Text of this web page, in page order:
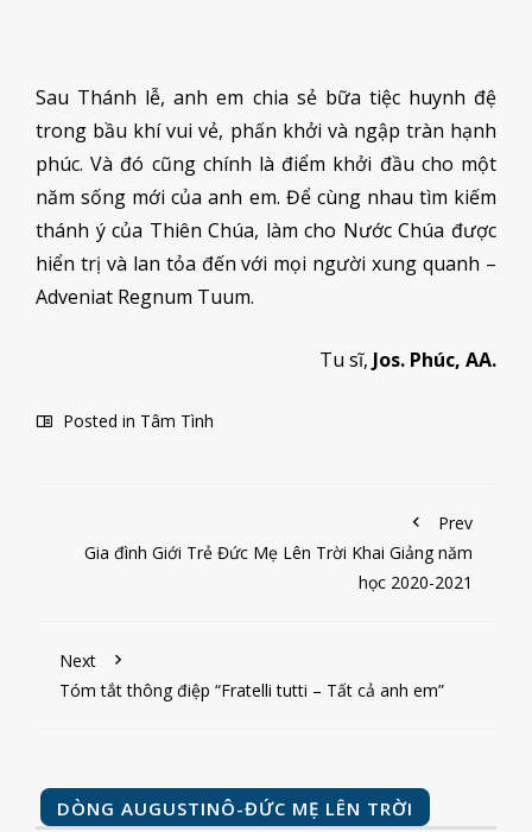
Sau Thánh lễ, anh em chia sẻ bữa tiệc huynh đệ
trong bầu khí vui vẻ, phấn khởi và ngập tràn hạnh
phúc. Và đó cũng chính là điểm khởi đầu cho một
năm sống mới của anh em. Để cùng nhau tìm kiếm
thánh ý của Thiên Chúa, làm cho Nước Chúa được
hiển trị và lan tỏa đến với mọi người xung quanh –
Adveniat Regnum Tuum.
Tu sĩ, Jos. Phúc, AA.
Posted in Tâm Tình
Prev
Gia đình Giới Trẻ Đức Mẹ Lên Trời Khai Giảng năm
học 2020-2021
Next
Tóm tắt thông điệp “Fratelli tutti – Tất cả anh em”
DÒNG AUGUSTINÔ-ĐỨC MẸ LÊN TRỜI